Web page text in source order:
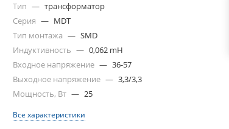
Тип — трансформатор
Серия — MDT
Тип монтажа — SMD
Индуктивность — 0,062 mH
Входное напряжение — 36-57
Выходное напряжение — 3,3/3,3
Мощность, Вт — 25
Все характеристики